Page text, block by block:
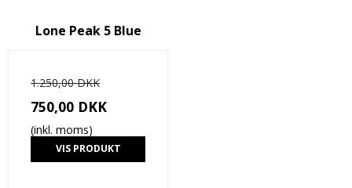
Lone Peak 5 Blue
1.250,00 DKK
750,00 DKK
(inkl. moms)
VIS PRODUKT